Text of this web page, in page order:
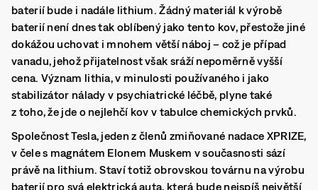
baterií bude i nadále lithium. Žádný materiál k výrobě
baterií není dnes tak oblíbený jako tento kov, přestože jiné
dokážou uchovat i mnohem větší náboj – což je případ
vanadu, jehož přijatelnost však sráží nepoměrně vyšší
cena. Význam lithia, v minulosti používaného i jako
stabilizátor nálady v psychiatrické léčbě, plyne také
z toho, že jde o nejlehčí kov v tabulce chemických prvků.
Společnost Tesla, jeden z členů zmiňované nadace XPRIZE,
v čele s magnátem Elonem Muskem v současnosti sází
právě na lithium. Staví totiž obrovskou továrnu na výrobu
baterií pro svá elektrická auta, která bude nejspíš největší